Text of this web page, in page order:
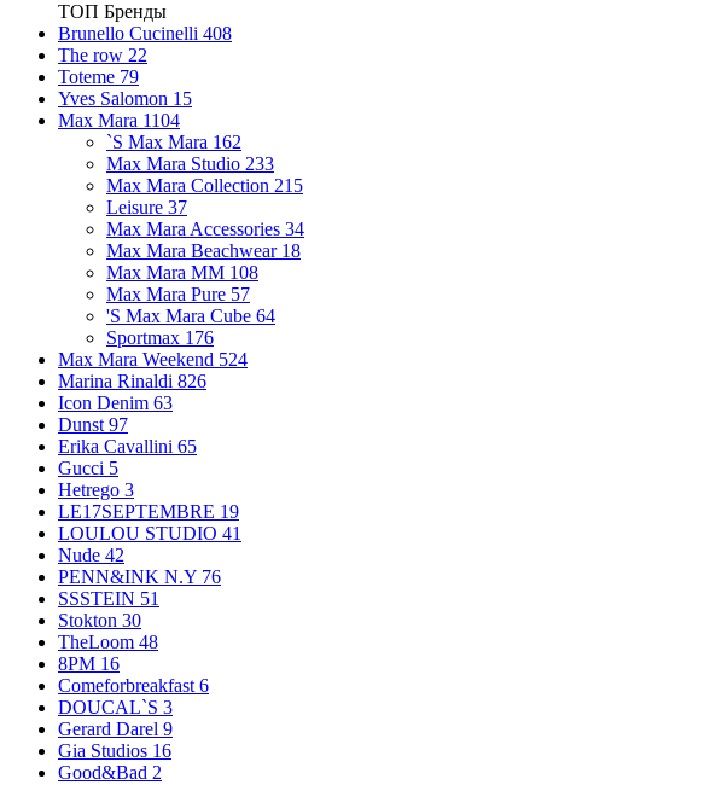
ТОП Бренды
Brunello Cucinelli 408
The row 22
Toteme 79
Yves Salomon 15
Max Mara 1104
`S Max Mara 162
Max Mara Studio 233
Max Mara Collection 215
Leisure 37
Max Mara Accessories 34
Max Mara Beachwear 18
Max Mara MM 108
Max Mara Pure 57
'S Max Mara Cube 64
Sportmax 176
Max Mara Weekend 524
Marina Rinaldi 826
Icon Denim 63
Dunst 97
Erika Cavallini 65
Gucci 5
Hetrego 3
LE17SEPTEMBRE 19
LOULOU STUDIO 41
Nude 42
PENN&INK N.Y 76
SSSTEIN 51
Stokton 30
TheLoom 48
8PM 16
Comeforbreakfast 6
DOUCAL`S 3
Gerard Darel 9
Gia Studios 16
Good&Bad 2